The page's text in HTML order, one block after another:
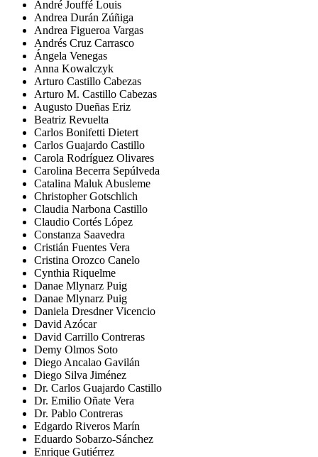
André Jouffé Louis
Andrea Durán Zúñiga
Andrea Figueroa Vargas
Andrés Cruz Carrasco
Ángela Venegas
Anna Kowalczyk
Arturo Castillo Cabezas
Arturo M. Castillo Cabezas
Augusto Dueñas Eriz
Beatriz Revuelta
Carlos Bonifetti Dietert
Carlos Guajardo Castillo
Carola Rodríguez Olivares
Carolina Becerra Sepúlveda
Catalina Maluk Abusleme
Christopher Gotschlich
Claudia Narbona Castillo
Claudio Cortés López
Constanza Saavedra
Cristián Fuentes Vera
Cristina Orozco Canelo
Cynthia Riquelme
Danae Mlynarz Puig
Danae Mlynarz Puig
Daniela Dresdner Vicencio
David Azócar
David Carrillo Contreras
Demy Olmos Soto
Diego Ancalao Gavilán
Diego Silva Jiménez
Dr. Carlos Guajardo Castillo
Dr. Emilio Oñate Vera
Dr. Pablo Contreras
Edgardo Riveros Marín
Eduardo Sobarzo-Sánchez
Enrique Gutiérrez